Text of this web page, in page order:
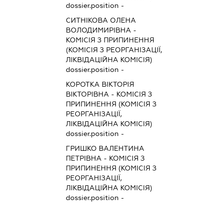
dossier.position -
СИТНІКОВА ОЛЕНА
ВОЛОДИМИРІВНА -
КОМІСІЯ З ПРИПИНЕННЯ
(КОМІСІЯ З РЕОРГАНІЗАЦІЇ,
ЛІКВІДАЦІЙНА КОМІСІЯ)
dossier.position -
КОРОТКА ВІКТОРІЯ
ВІКТОРІВНА - КОМІСІЯ З
ПРИПИНЕННЯ (КОМІСІЯ З
РЕОРГАНІЗАЦІЇ,
ЛІКВІДАЦІЙНА КОМІСІЯ)
dossier.position -
ГРИШКО ВАЛЕНТИНА
ПЕТРІВНА - КОМІСІЯ З
ПРИПИНЕННЯ (КОМІСІЯ З
РЕОРГАНІЗАЦІЇ,
ЛІКВІДАЦІЙНА КОМІСІЯ)
dossier.position -